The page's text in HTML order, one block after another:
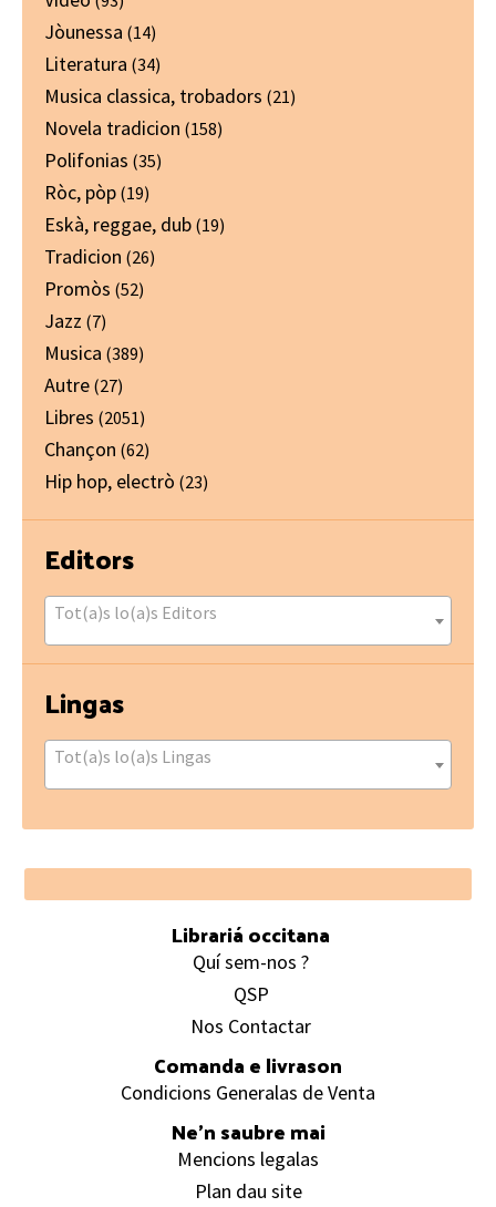
Jòunessa (14)
Literatura (34)
Musica classica, trobadors (21)
Novela tradicion (158)
Polifonias (35)
Ròc, pòp (19)
Eskà, reggae, dub (19)
Tradicion (26)
Promòs (52)
Jazz (7)
Musica (389)
Autre (27)
Libres (2051)
Chançon (62)
Hip hop, electrò (23)
Editors
Tot(a)s lo(a)s Editors
Lingas
Tot(a)s lo(a)s Lingas
Footer
Librariá occitana
Quí sem-nos ?
QSP
Nos Contactar
Comanda e livrason
Condicions Generalas de Venta
Ne’n saubre mai
Mencions legalas
Plan dau site